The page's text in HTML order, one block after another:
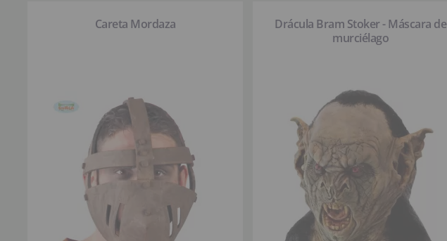
Careta Mordaza
Drácula Bram Stoker - Máscara de
murciélago